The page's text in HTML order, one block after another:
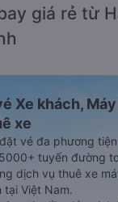
giá rẻ từ
Xe khách,
xe
vé đa phương
tuyến đường
dịch vụ thuê xe
tại Việt Nam.